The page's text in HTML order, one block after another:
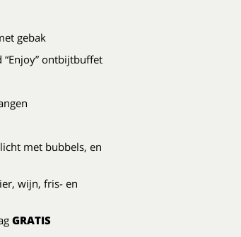
gebak
ontbijtbuffet
met bubbels, en
wijn, fris- en
GRATIS